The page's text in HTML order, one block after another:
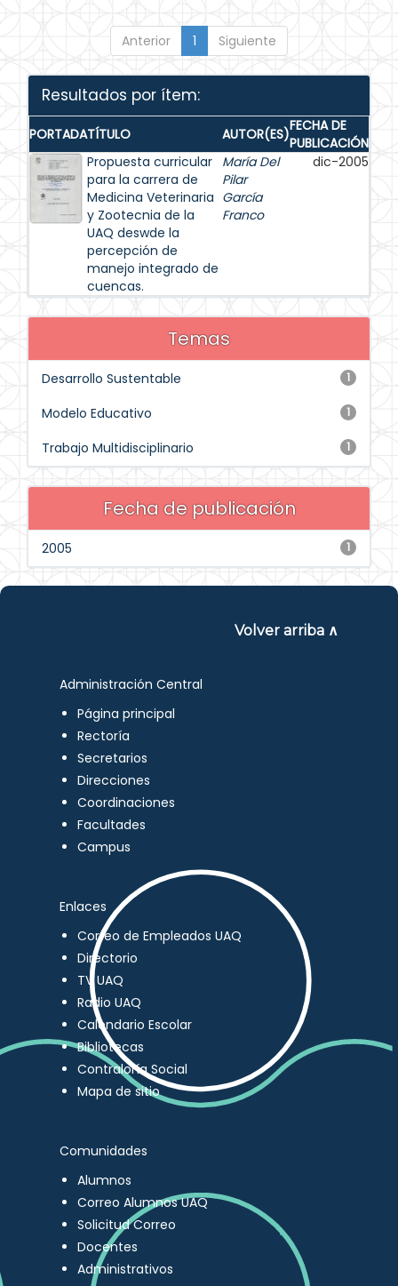
Anterior 1 Siguiente
Resultados por ítem:
PORTADATÍTULO AUTOR(ES)FECHA DE
PUBLICACIÓN
Propuesta curricular
para la carrera de
Medicina Veterinaria
y Zootecnia de la
UAQ deswde la
percepción de
manejo integrado de
cuencas.
María Del
Pilar
García
Franco
dic-2005
Temas
1
Desarrollo Sustentable
1
Modelo Educativo
1
Trabajo Multidisciplinario
Fecha de publicación
1
2005
Volver arriba ∧
Administración Central
Página principal
Rectoría
Secretarios
Direcciones
Coordinaciones
Facultades
Campus
Enlaces
Correo de Empleados UAQ
Directorio
TV UAQ
Radio UAQ
Calendario Escolar
Bibliotecas
Contraloría Social
Mapa de sitio
Comunidades
Alumnos
Correo Alumnos UAQ
Solicitud Correo
Docentes
Administrativos